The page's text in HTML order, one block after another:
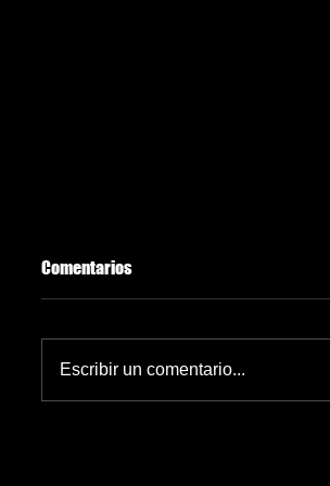
Comentarios
Escribir un comentario...